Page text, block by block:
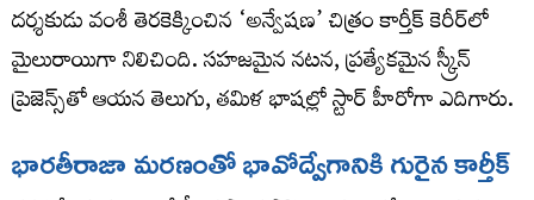
దర్శకుడు వంశీ తెరకెక్కించిన ‘అన్వేషణ’ చిత్రం కార్తీక్ కెరీర్‌లో
మైలురాయిగా నిలిచింది. సహజమైన నటన, ప్రత్యేకమైన స్క్రీన్
ప్రెజెన్స్‌తో ఆయన తెలుగు, తమిళ భాషల్లో స్టార్ హీరోగా ఎదిగారు.
భారతీరాజా మరణంతో భావోద్వేగానికి గురైన కార్తీక్